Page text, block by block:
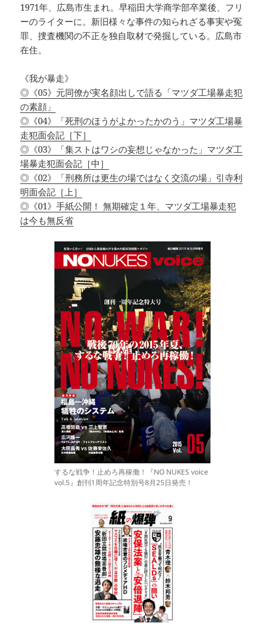
1971年、広島市生まれ。早稲田大学商学部卒業後、フリ
ーのライターに。新旧様々な事件の知られざる事実や冤
罪、捜査機関の不正を独自取材で発掘している。広島市
在住。
《我が暴走》
◎《05》元同僚が実名顔出しで語る「マツダ工場暴走犯
の素顔」
◎《04》「死刑のほうがよかったかのう」マツダ工場暴
走犯面会記［下］
◎《03》「集ストはワシの妄想じゃなかった」マツダ工
場暴走犯面会記［中］
◎《02》「刑務所は更生の場ではなく交流の場」引寺利
明面会記［上］
◎《01》手紙公開！ 無期確定１年、マツダ工場暴走犯
は今も無反省
するな戦争！止めろ再稼働！『NO NUKES voice
vol.5』創刊1周年記念特別号8月25日発売！